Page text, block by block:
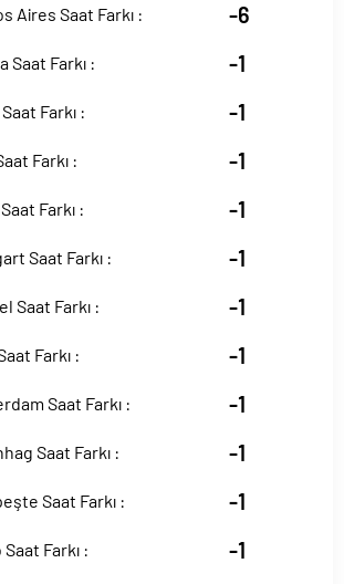
Aires Saat Farkı : -6
Saat Farkı : -1
Farkı : -1
Farkı : -1
Farkı : -1
Saat Farkı : -1
Saat Farkı : -1
Farkı : -1
Saat Farkı : -1
Saat Farkı : -1
Saat Farkı : -1
Farkı : -1